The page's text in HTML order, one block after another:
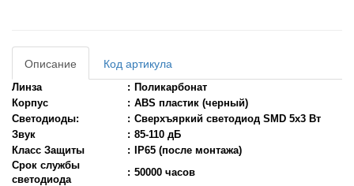
Описание Код артикула
Линза : Поликарбонат
Корпус
: ABS пластик (черный)
Светодиоды:
: Сверхъяркий светодиод SMD 5x3 Вт
Звук
: 85-110 дБ
Класс Защиты
:
IP65 (после монтажа)
Срок службы
светодиода
: 50000 часов